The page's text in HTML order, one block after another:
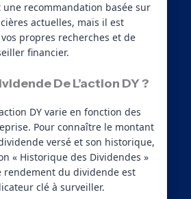
recommandation basée sur
actuelles, mais il est
propres recherches et de
financier.
De L’action DY ?
DY varie en fonction des
Pour connaître le montant
versé et son historique,
« Historique des Dividendes »
rendement du dividende est
clé à surveiller.